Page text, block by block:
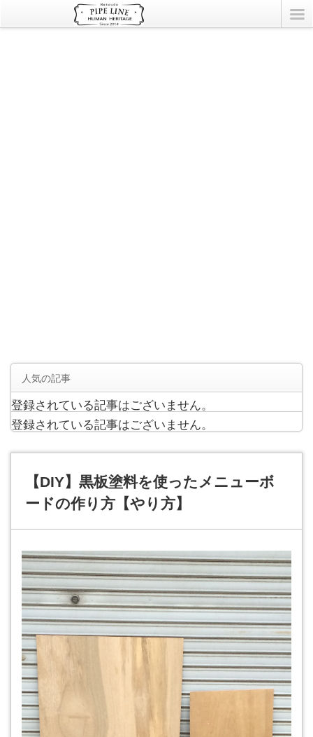
人気の記事
登録されている記事はございません。
登録されている記事はございません。
【DIY】黒板塗料を使ったメニューボ
ードの作り方【やり方】